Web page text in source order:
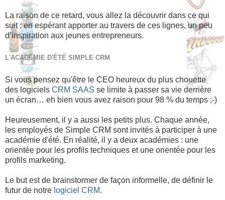
La raison de ce retard, vous allez la découvrir dans ce qui
suit ; en espérant apporter au travers de ces lignes, un peu
d’inspiration aux jeunes entrepreneurs.
L'ACADÉMIE D'ÉTÉ SIMPLE CRM
Si vous pensez qu'être le CEO heureux du plus chouette
des logiciels CRM SAAS se limite à passer sa vie derrière
un écran… eh bien vous avez raison pour 98 % du temps ;-)
Heureusement, il y a aussi les petits plus. Chaque année,
les employés de Simple CRM sont invités à participer à une
académie d'été. En réalité, il y a deux académies : une
orientée pour les profils techniques et une orientée pour les
profils marketing.
Le but est de brainstormer de façon informelle, de définir le
futur de notre logiciel CRM.